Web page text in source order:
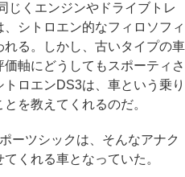
くエンジンやドライブトレ
シトロエン的なフィロソフィ
る。しかし、古いタイプの車
軸にどうしてもスポーティさ
ロエンDS3は、車という乗り
を教えてくれるのだ。
ーツシックは、そんなアナク
くれる車となっていた。